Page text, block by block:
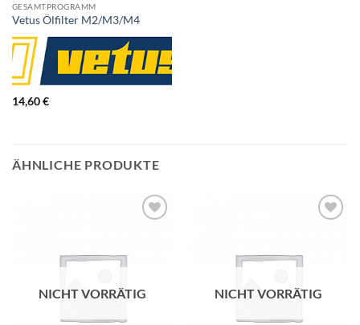
GESAMTPROGRAMM
Vetus Ölfilter M2/M3/M4
14,60€
ÄHNLICHE PRODUKTE
NICHT VORRÄTIG NICHT VORRÄTIG